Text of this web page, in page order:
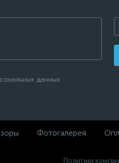
данных
Фотогалерея
Политика